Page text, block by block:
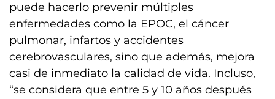
puede hacerlo prevenir múltiples
enfermedades como la EPOC, el cáncer
pulmonar, infartos y accidentes
cerebrovasculares, sino que además, mejora
casi de inmediato la calidad de vida. Incluso,
“se considera que entre 5 y 10 años después